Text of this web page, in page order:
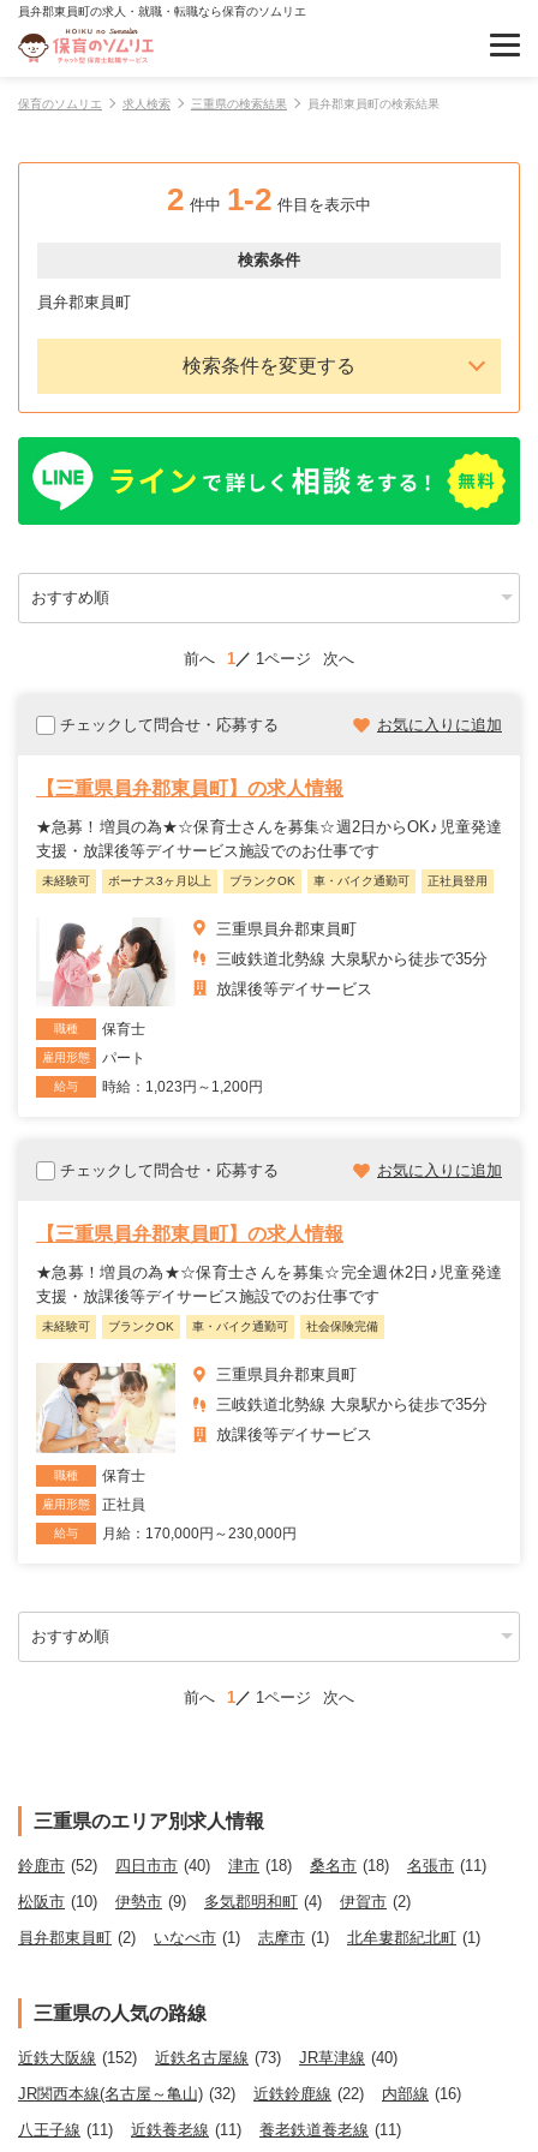
員弁郡東員町の求人・就職・転職なら保育のソムリエ
保育のソムリエ 求人検索 三重県の検索結果 員弁郡東員町の検索結果
2 件中 1-2 件目を表示中
検索条件
員弁郡東員町
検索条件を変更する
前へ 1 1ページ 次へ
チェックして問合せ・応募する お気に入りに追加
【三重県員弁郡東員町】の求人情報
★急募！増員の為★☆保育士さんを募集☆週2日からOK♪児童発達
支援・放課後等デイサービス施設でのお仕事です
未経験可 ボーナス3ヶ月以上 ブランクOK 車・バイク通勤可 正社員登用
三重県員弁郡東員町
三岐鉄道北勢線 大泉駅から徒歩で35分
放課後等デイサービス
職種 保育士
雇用形態 パート
給与 時給：1,023円～1,200円
チェックして問合せ・応募する お気に入りに追加
【三重県員弁郡東員町】の求人情報
★急募！増員の為★☆保育士さんを募集☆完全週休2日♪児童発達
支援・放課後等デイサービス施設でのお仕事です
未経験可 ブランクOK 車・バイク通勤可 社会保険完備
三重県員弁郡東員町
三岐鉄道北勢線 大泉駅から徒歩で35分
放課後等デイサービス
職種 保育士
雇用形態 正社員
給与 月給：170,000円～230,000円
前へ 1 1ページ 次へ
三重県のエリア別求人情報
鈴鹿市 (52) 四日市市 (40) 津市 (18) 桑名市 (18) 名張市 (11)
松阪市 (10) 伊勢市 (9) 多気郡明和町 (4) 伊賀市 (2)
員弁郡東員町 (2) いなべ市 (1) 志摩市 (1) 北牟婁郡紀北町 (1)
三重県の人気の路線
近鉄大阪線 (152) 近鉄名古屋線 (73) JR草津線 (40)
JR関西本線(名古屋～亀山) (32) 近鉄鈴鹿線 (22) 内部線 (16)
八王子線 (11) 近鉄養老線 (11) 養老鉄道養老線 (11)